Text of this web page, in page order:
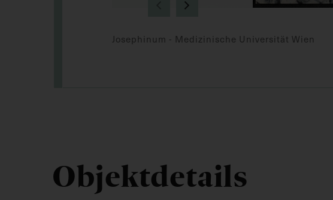
Josephinum - Medizinische Universität Wien
Objektdetails